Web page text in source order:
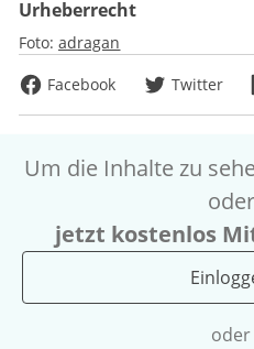
Urheberrecht
Foto: adragan
Facebook
Twitter
Um die Inhalte zu
oder
jetzt kostenlos
oder